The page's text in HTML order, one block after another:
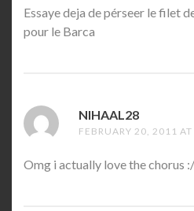
Essaye deja de pérseer le filet
pour le Barca
NIHAAL28
FEBRUARY 20, 2011
Omg i actually love the chorus :/